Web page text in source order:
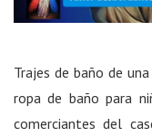
Trajes de baño de
ropa de baño para
comerciantes del